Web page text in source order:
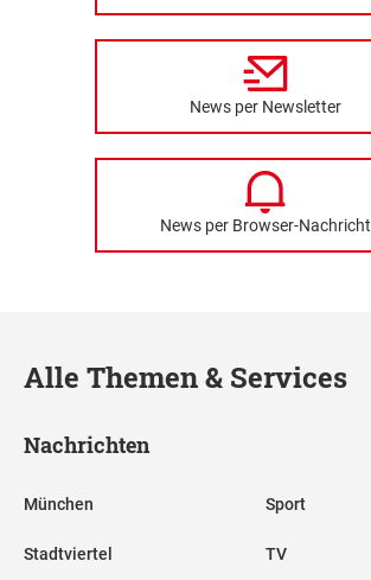
News per Newsletter
News per Browser-Nachricht
Alle Themen & Services
Nachrichten
München
Stadtviertel
Sport
TV